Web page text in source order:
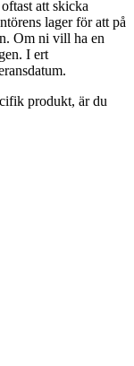
att skicka
lager för att på
Om ni vill ha en
I ert
produkt, är du